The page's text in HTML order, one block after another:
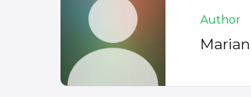
Author